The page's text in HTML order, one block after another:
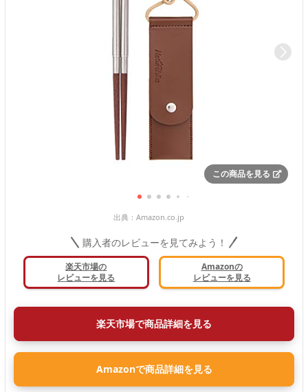
この商品を見る
出典： Amazon.co.jp
購入者のレビューを見てみよう！
楽天市場の
レビューを見る
Amazonの
レビューを見る
楽天市場で商品詳細を見る
Amazonで商品詳細を見る